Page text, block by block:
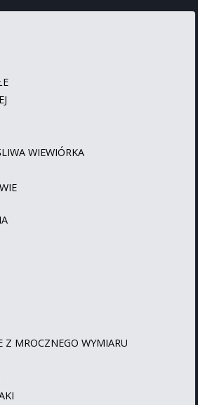
WIEWIÓRKA
Z MROCZNEGO WYMIARU